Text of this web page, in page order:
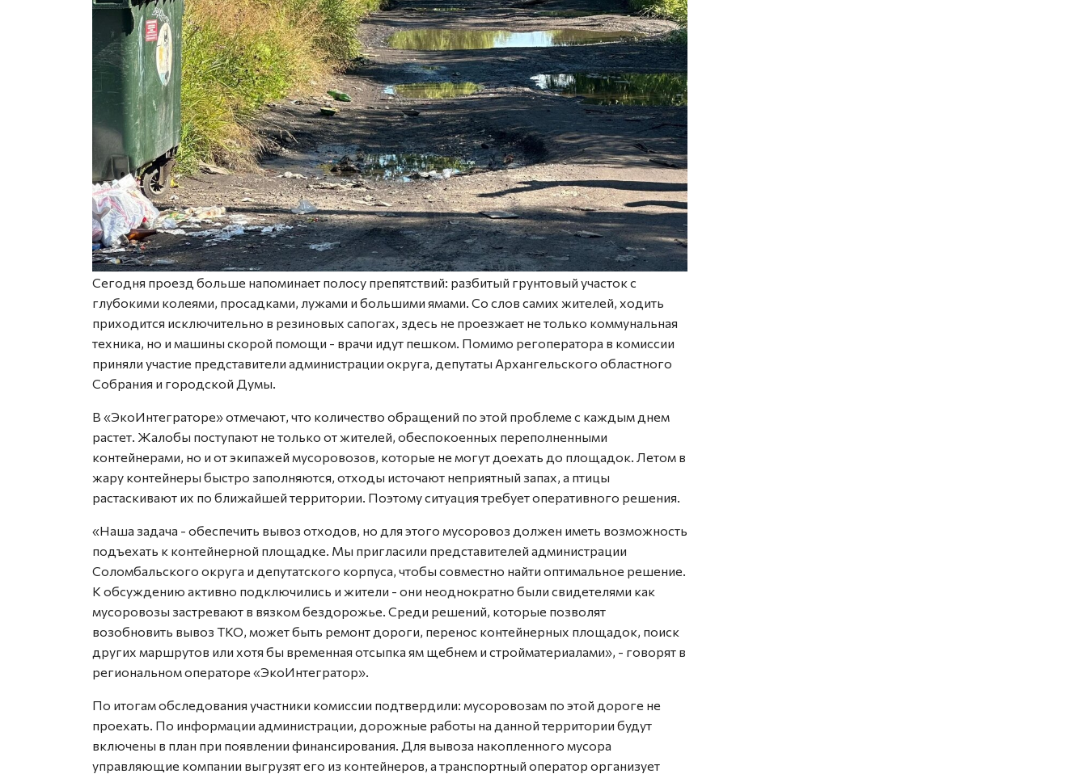
Сегодня проезд больше напоминает полосу препятствий: разбитый грунтовый участок с
глубокими колеями, просадками, лужами и большими ямами. Со слов самих жителей, ходить
приходится исключительно в резиновых сапогах, здесь не проезжает не только коммунальная
техника, но и машины скорой помощи - врачи идут пешком. Помимо регоператора в комиссии
приняли участие представители администрации округа, депутаты Архангельского областного
Собрания и городской Думы.
В «ЭкоИнтеграторе» отмечают, что количество обращений по этой проблеме с каждым днем
растет. Жалобы поступают не только от жителей, обеспокоенных переполненными
контейнерами, но и от экипажей мусоровозов, которые не могут доехать до площадок. Летом в
жару контейнеры быстро заполняются, отходы источают неприятный запах, а птицы
растаскивают их по ближайшей территории. Поэтому ситуация требует оперативного решения.
«Наша задача - обеспечить вывоз отходов, но для этого мусоровоз должен иметь возможность
подъехать к контейнерной площадке. Мы пригласили представителей администрации
Соломбальского округа и депутатского корпуса, чтобы совместно найти оптимальное решение.
К обсуждению активно подключились и жители - они неоднократно были свидетелями как
мусоровозы застревают в вязком бездорожье. Среди решений, которые позволят
возобновить вывоз ТКО, может быть ремонт дороги, перенос контейнерных площадок, поиск
других маршрутов или хотя бы временная отсыпка ям щебнем и стройматериалами», - говорят в
региональном операторе «ЭкоИнтегратор».
По итогам обследования участники комиссии подтвердили: мусоровозам по этой дороге не
проехать. По информации администрации, дорожные работы на данной территории будут
включены в план при появлении финансирования. Для вывоза накопленного мусора
управляющие компании выгрузят его из контейнеров, а транспортный оператор организует